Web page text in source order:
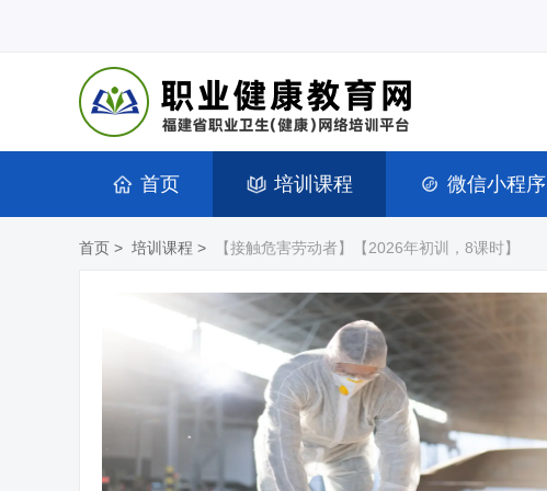
首页 培训课程 微信小程序
首页 > 培训课程 > 【接触危害劳动者】【2026年初训，8课时】